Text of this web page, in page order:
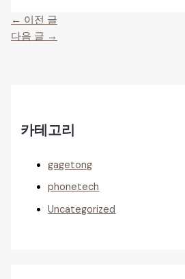
← 이전 글
다음 글 →
카테고리
gagetong
phonetech
Uncategorized